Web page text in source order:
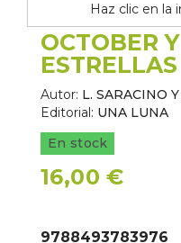
Haz clic en la
OCTOBER
ESTRELLAS
Autor: L. SARACINO
Editorial: UNA LUNA
En stock
16,00 €
9788493783976